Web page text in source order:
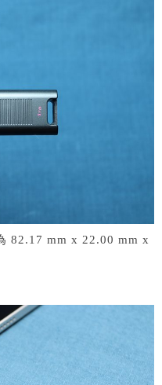
82.17 mm x 22.00 mm x